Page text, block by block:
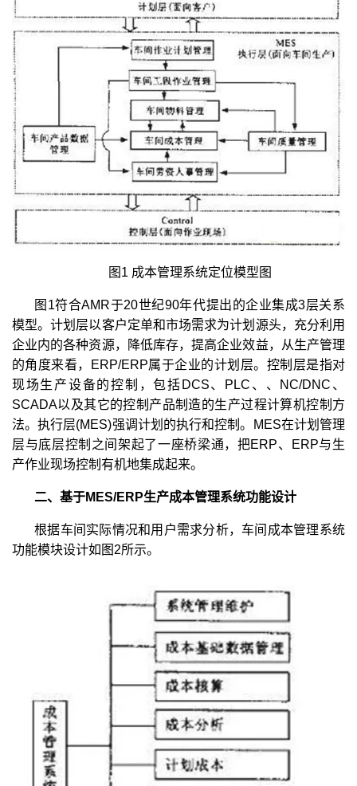
图1 成本管理系统定位模型图
图1符合AMR于20世纪90年代提出的企业集成3层关系
模型。计划层以客户定单和市场需求为计划源头，充分利用
企业内的各种资源，降低库存，提高企业效益，从生产管理
的角度来看，ERP/ERP属于企业的计划层。控制层是指对
现场生产设备的控制，包括DCS、PLC、、NC/DNC、
SCADA以及其它的控制产品制造的生产过程计算机控制方
法。执行层(MES)强调计划的执行和控制。MES在计划管理
层与底层控制之间架起了一座桥梁通，把ERP、ERP与生
产作业现场控制有机地集成起来。
二、基于MES/ERP生产成本管理系统功能设计
根据车间实际情况和用户需求分析，车间成本管理系统
功能模块设计如图2所示。